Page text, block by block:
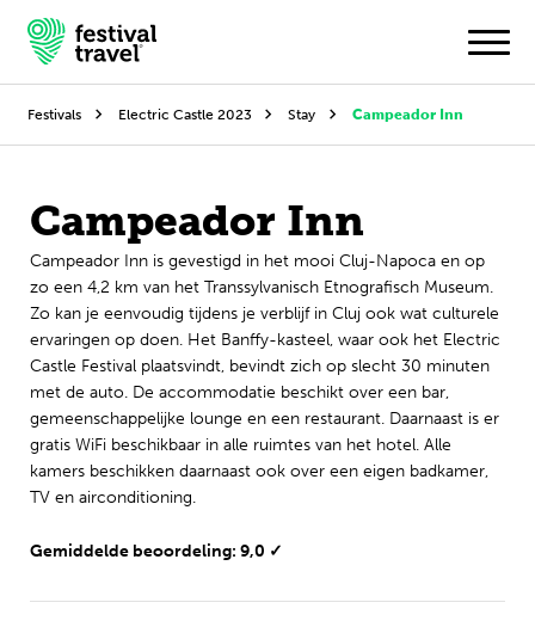
Travel
Inspiratie
Festivalnieuws
Contact
Mijn account
Festivals Electric Castle 2023 Stay Campeador Inn
Campeador Inn
Campeador Inn is gevestigd in het mooi Cluj-Napoca en op
zo een 4,2 km van het Transsylvanisch Etnografisch Museum.
Zo kan je eenvoudig tijdens je verblijf in Cluj ook wat culturele
ervaringen op doen. Het Banffy-kasteel, waar ook het Electric
Castle Festival plaatsvindt, bevindt zich op slecht 30 minuten
met de auto. De accommodatie beschikt over een bar,
gemeenschappelijke lounge en een restaurant. Daarnaast is er
gratis WiFi beschikbaar in alle ruimtes van het hotel. Alle
kamers beschikken daarnaast ook over een eigen badkamer,
TV en airconditioning.
Gemiddelde beoordeling: 9,0 ✓